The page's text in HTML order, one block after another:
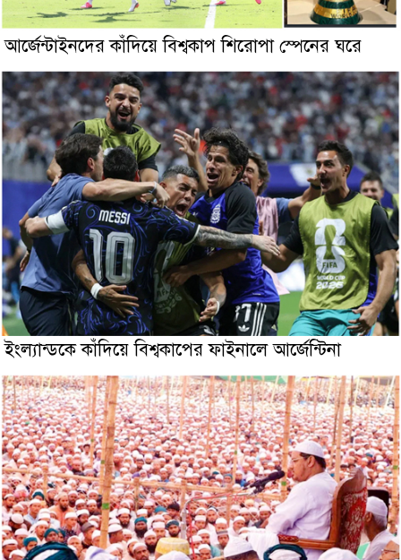
আর্জেন্টাইনদের কাঁদিয়ে বিশ্বকাপ শিরোপা স্পেনের ঘরে
ইংল্যান্ডকে কাঁদিয়ে বিশ্বকাপের ফাইনালে আর্জেন্টিনা